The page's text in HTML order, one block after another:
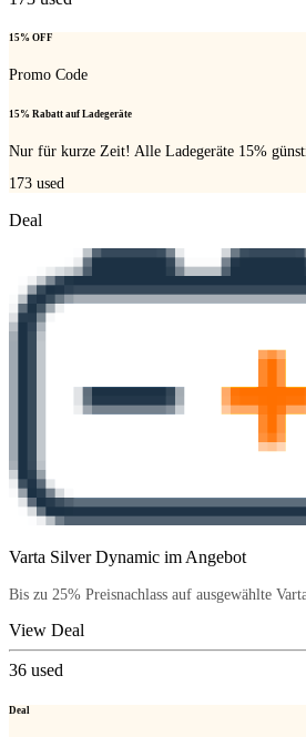
15% OFF
Promo Code
15% Rabatt auf Ladegeräte
Nur für kurze Zeit! Alle Ladegeräte 15%
173 used
Deal
Varta Silver Dynamic im Angebot
Bis zu 25% Preisnachlass auf ausgewählte
View Deal
36 used
Deal